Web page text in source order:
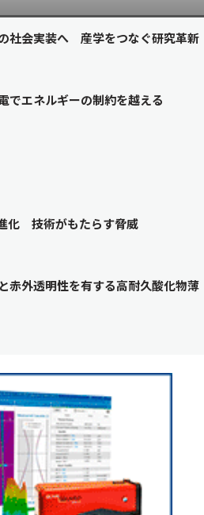
社会実装へ 産学をつなぐ研究革新
でエネルギーの制約を越える
化 技術がもたらす脅威
赤外透明性を有する高耐久酸化物薄